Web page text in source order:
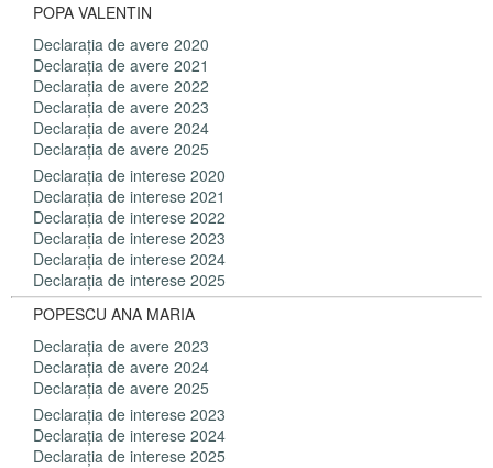
POPA VALENTIN
Declaraţia de avere 2020
Declaraţia de avere 2021
Declaraţia de avere 2022
Declaraţia de avere 2023
Declaraţia de avere 2024
Declaraţia de avere 2025
Declaraţia de interese 2020
Declaraţia de interese 2021
Declaraţia de interese 2022
Declaraţia de interese 2023
Declaraţia de interese 2024
Declaraţia de interese 2025
POPESCU ANA MARIA
Declaraţia de avere 2023
Declaraţia de avere 2024
Declaraţia de avere 2025
Declaraţia de interese 2023
Declaraţia de interese 2024
Declaraţia de interese 2025